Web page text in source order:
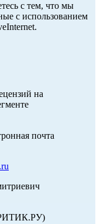
с тем, что мы
с использованием
на
почта